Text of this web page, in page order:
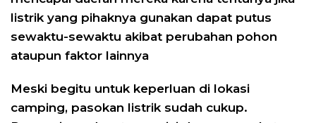
listrik yang pihaknya gunakan dapat putus
sewaktu-sewaktu akibat perubahan pohon
ataupun faktor lainnya
Meski begitu untuk keperluan di lokasi
camping, pasokan listrik sudah cukup.